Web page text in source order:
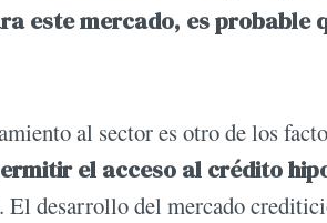
este mercado, es probable
al sector es otro de los
el acceso al crédito
. El desarrollo del mercado